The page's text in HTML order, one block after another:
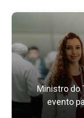
Ministro do
evento